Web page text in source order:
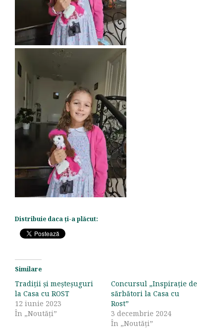
Distribuie daca ți-a plăcut:
Similare
Tradiții și meșteșuguri
la Casa cu ROST
12 iunie 2023
În „Noutăți”
Concursul „Inspirație de
sărbători la Casa cu
Rost”
3 decembrie 2024
În „Noutăți”